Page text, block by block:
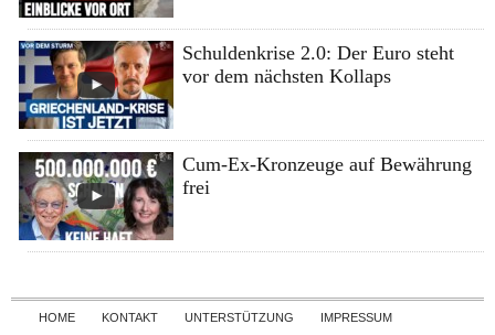
Schuldenkrise 2.0: Der Euro steht
vor dem nächsten Kollaps
Cum-Ex-Kronzeuge auf Bewährung
frei
Skip to content
HOME KONTAKT UNTERSTÜTZUNG
IMPRESSUM